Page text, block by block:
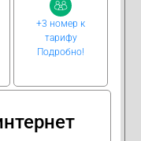
+3 номер к
тарифу
Подробно!